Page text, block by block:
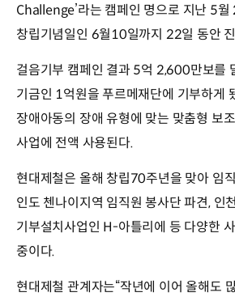
Challenge’라는 캠페인 명으로 지난 5월
창립기념일인 6월10일까지 22일 동안
걸음기부 캠페인 결과 5억 2,600만보를
기금인 1억원을 푸르메재단에 기부하게
장애아동의 장애 유형에 맞는 맞춤형 보
사업에 전액 사용된다.
현대제철은 올해 창립70주년을 맞아 임
인도 첸나이지역 임직원 봉사단 파견, 인
기부설치사업인 H-아틀리에 등 다양한
중이다.
현대제철 관계자는“작년에 이어 올해도